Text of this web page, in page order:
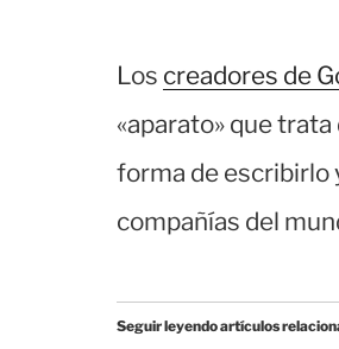
Los creadores de
«aparato» que
forma de escribirlo
compañías del
Seguir leyendo artículos